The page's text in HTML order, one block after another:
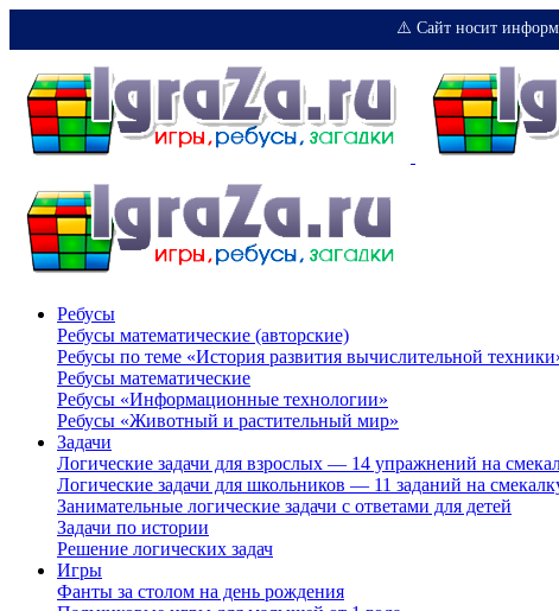
⚠️ Сайт носит
Ребусы
Ребусы математические (авторские)
Ребусы по теме «История развития вычислительной
Ребусы математические
Ребусы «Информационные технологии»
Ребусы «Животный и растительный мир»
Задачи
Логические задачи для взрослых — 14 упражнений на
Логические задачи для школьников — 11 заданий на
Занимательные логические задачи с ответами для детей
Задачи по истории
Решение логических задач
Игры
Фанты за столом на день рождения